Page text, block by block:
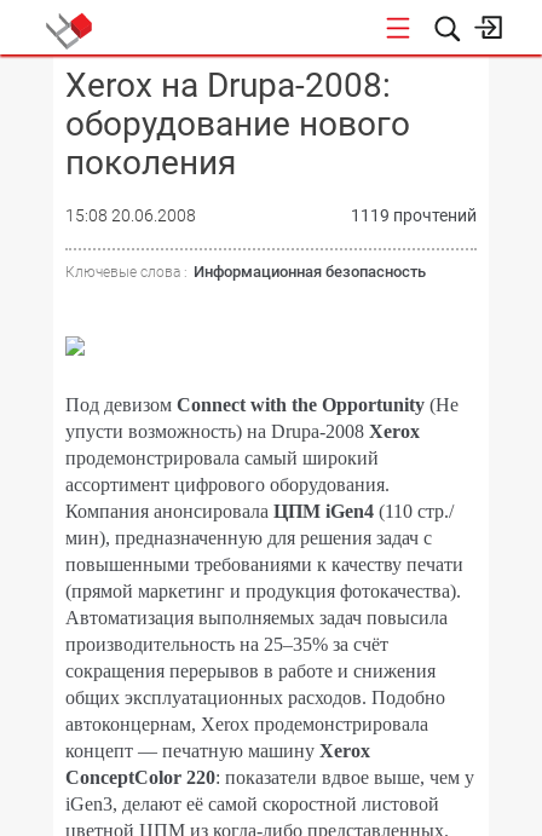
КОНФЕРЕНЦИИ
Xerox на Drupa-2008:
оборудование нового
поколения
15:08 20.06.2008 1119 прочтений
Ключевые слова : Информационная безопасность
Под девизом Connect with the Opportunity (Не
упусти возможность) на Drupa-2008 Xerox
продемонстрировала самый широкий
ассортимент цифрового оборудования.
Компания анонсировала ЦПМ iGen4 (110 стр./
мин), предназначенную для решения задач с
повышенными требованиями к качеству печати
(прямой маркетинг и продукция фотокачества).
Автоматизация выполняемых задач повысила
производительность на 25–35% за счёт
сокращения перерывов в работе и снижения
общих эксплуатационных расходов. Подобно
автоконцернам, Xerox продемонстрировала
концепт — печатную машину Xerox
ConceptColor 220: показатели вдвое выше, чем у
iGen3, делают её самой скоростной листовой
цветной ЦПМ из когда-либо представленных.